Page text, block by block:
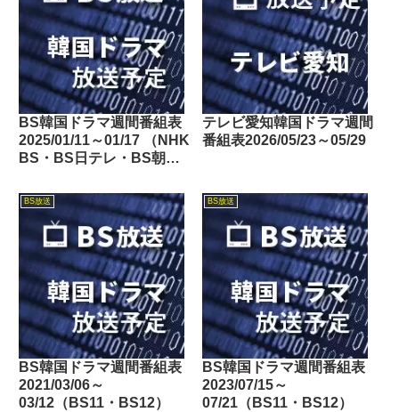
BS韓国ドラマ週間番組表
2025/01/11～01/17 （NHK
BS・BS日テレ・BS朝
東・BSフジ）
テレビ愛知韓国ドラマ週間
番組表2026/05/23～05/29
BS放送
BS韓国ドラマ週間番組表
2021/03/06～
03/12（BS11・BS12）
BS放送
BS韓国ドラマ週間番組表
2023/07/15～
07/21（BS11・BS12）